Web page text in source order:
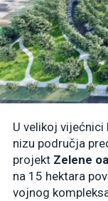
U velikoj
nizu područja
projekt Zelene
na 15 hektara
vojnog